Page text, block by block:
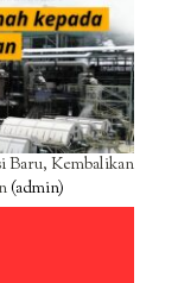
Baru, Kembalikan
(admin)